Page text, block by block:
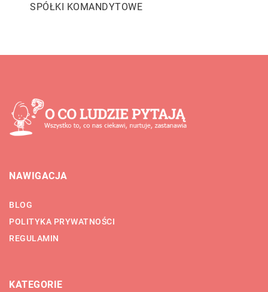
SPÓŁKI KOMANDYTOWE
NAWIGACJA
BLOG
POLITYKA PRYWATNOŚCI
REGULAMIN
KATEGORIE